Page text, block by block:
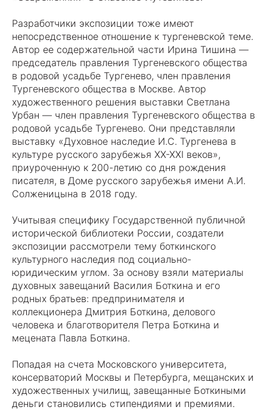
Разработчики экспозиции тоже имеют
непосредственное отношение к тургеневской теме.
Автор ее содержательной части Ирина Тишина —
председатель правления Тургеневского общества
в родовой усадьбе Тургенево, член правления
Тургеневского общества в Москве. Автор
художественного решения выставки Светлана
Урбан — член правления Тургеневского общества в
родовой усадьбе Тургенево. Они представляли
выставку «Духовное наследие И.С. Тургенева в
культуре русского зарубежья XX-XXI веков»,
приуроченную к 200-летию со дня рождения
писателя, в Доме русского зарубежья имени А.И.
Солженицына в 2018 году.
Учитывая специфику Государственной публичной
исторической библиотеки России, создатели
экспозиции рассмотрели тему боткинского
культурного наследия под социально-
юридическим углом. За основу взяли материалы
духовных завещаний Василия Боткина и его
родных братьев: предпринимателя и
коллекционера Дмитрия Боткина, делового
человека и благотворителя Петра Боткина и
мецената Павла Боткина.
Попадая на счета Московского университета,
консерваторий Москвы и Петербурга, мещанских и
художественных училищ, завещанные Боткиными
деньги становились стипендиями и премиями.